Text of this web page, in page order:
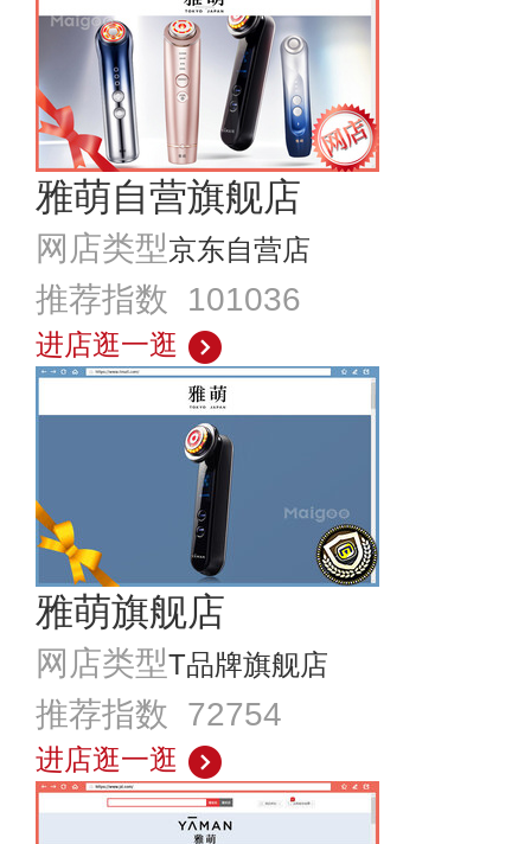
雅萌自营旗舰店
网店类型京东自营店
推荐指数 101036
进店逛一逛
雅萌旗舰店
网店类型T品牌旗舰店
推荐指数 72754
进店逛一逛